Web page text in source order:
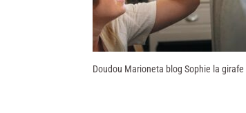
Doudou Marioneta blog Sophie la girafe